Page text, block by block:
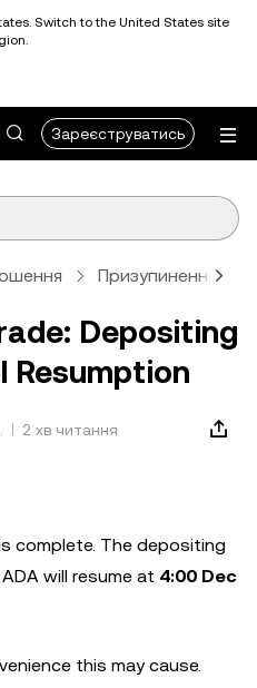
Switch to the United States site
Зареєструватись
Призупинення
Depositing
Resumption
2 хв читання
complete. The depositing
will resume at 4:00 Dec
this may cause.